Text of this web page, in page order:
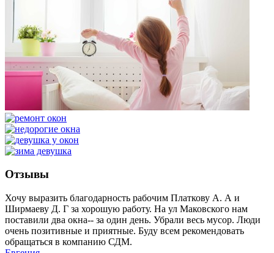
Отзывы
Хочу выразить благодарность рабочим Платкову А. А и
Ширмаеву Д. Г за хорошую работу. На ул Маковского нам
поставили два окна-- за один день. Убрали весь мусор. Люди
очень позитивные и приятные. Буду всем рекомендовать
обращаться в компанию СДМ.